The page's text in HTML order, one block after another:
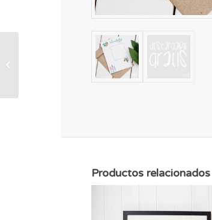
Productos relacionados
Tarjeta mami eres la